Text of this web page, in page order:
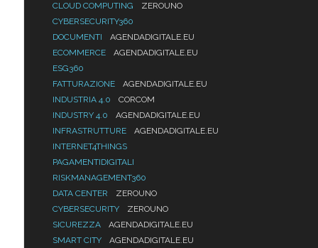
CLOUD COMPUTING
ZEROUNO
CYBERSECURITY360
DOCUMENTI
AGENDADIGITALE.EU
ECOMMERCE
AGENDADIGITALE.EU
ESG360
FATTURAZIONE
AGENDADIGITALE.EU
INDUSTRIA 4.0
CORCOM
INDUSTRY 4.0
AGENDADIGITALE.EU
INFRASTRUTTURE
AGENDADIGITALE.EU
INTERNET4THINGS
PAGAMENTIDIGITALI
RISKMANAGEMENT360
DATA CENTER
ZEROUNO
CYBERSECURITY
ZEROUNO
SICUREZZA
AGENDADIGITALE.EU
SMART CITY
AGENDADIGITALE.EU